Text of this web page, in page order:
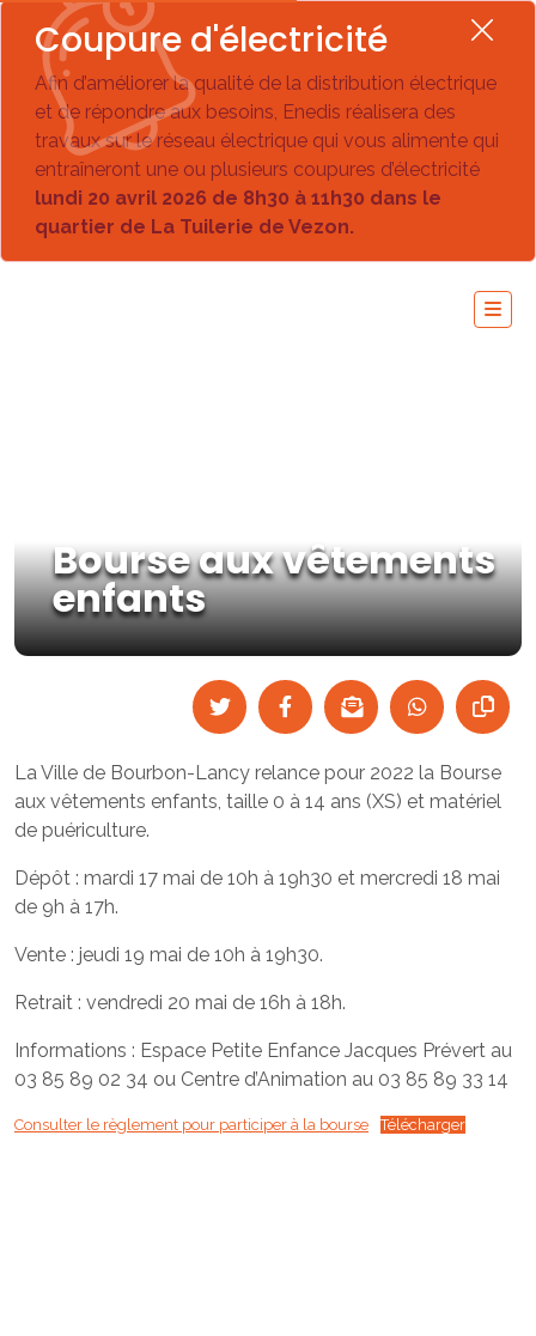
Coupure d'électricité
Afin d’améliorer la qualité de la distribution électrique
et de répondre aux besoins, Enedis réalisera des
travaux sur le réseau électrique qui vous alimente qui
entraîneront une ou plusieurs coupures d’électricité
lundi 20 avril 2026 de 8h30 à 11h30 dans le
quartier de La Tuilerie de Vezon.
Bourse aux vêtements
enfants
La Ville de Bourbon-Lancy relance pour 2022 la Bourse
aux vêtements enfants, taille 0 à 14 ans (XS) et matériel
de puériculture.
Dépôt : mardi 17 mai de 10h à 19h30 et mercredi 18 mai
de 9h à 17h.
Vente : jeudi 19 mai de 10h à 19h30.
Retrait : vendredi 20 mai de 16h à 18h.
Informations : Espace Petite Enfance Jacques Prévert au
03 85 89 02 34 ou Centre d’Animation au 03 85 89 33 14
Consulter le règlement pour participer à la bourse Télécharger